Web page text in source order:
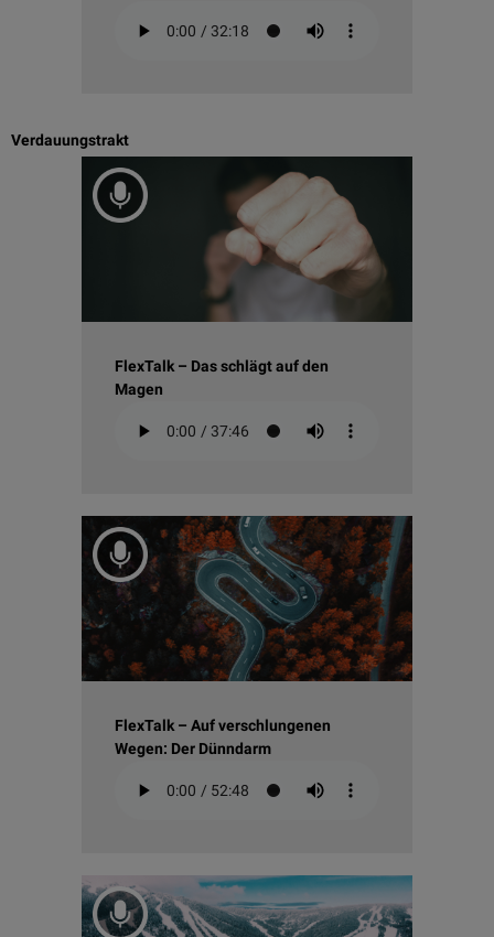
Verdauungstrakt
FlexTalk – Das schlägt auf den
Magen
FlexTalk – Auf verschlungenen
Wegen: Der Dünndarm